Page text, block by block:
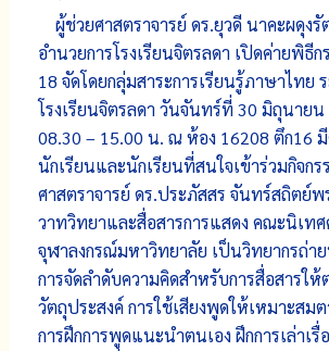
ผู้ช่วยศาสตราจารย์ ดร.ยุวดี นาคะผดุง
อำนวยการโรงเรียนจิตรลดา เปิดค่ายพิธีก
18 จัดโดยกลุ่มสาระการเรียนรู้ภาษาไทย
โรงเรียนจิตรลดา วันจันทร์ที่ 30 มิถุนายน
08.30 – 15.00 น. ณ ห้อง 16208 ตึก16
นักเรียนและนักเรียนที่สนใจเข้าร่วมกิจกร
ศาสตราจารย์ ดร.ประภัสสร จันทร์สถิตย์
วาทวิทยาและสื่อสารการแสดง คณะนิเทศ
จุฬาลงกรณ์มหาวิทยาลัย เป็นวิทยากรถ่าย
การจัดลำดับความคิดสำหรับการสื่อสารให้
วัตถุประสงค์ การใช้เสียงพูดให้เหมาะสม
การฝึกการพูดแนะนำตนเอง ฝึกการเล่าเ